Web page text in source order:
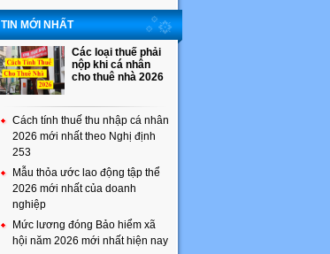
TIN MỚI NHẤT
Các loại thuế phải
nộp khi cá nhân
cho thuê nhà 2026
Cách tính thuế thu nhập cá nhân
2026 mới nhất theo Nghị định
253
Mẫu thỏa ước lao động tập thể
2026 mới nhất của doanh
nghiệp
Mức lương đóng Bảo hiểm xã
hội năm 2026 mới nhất hiện nay